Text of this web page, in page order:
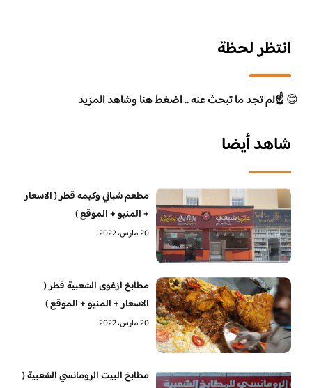
انتظر لحظة
😊☝️لم تجد ما تبحث عنه .. اضغط هنا وشاهد المزيد
شاهد أيضا
مطعم شباتي وكيمه قطر ( الاسعار
+ المنيو + الموقع )
20 مارس، 2022
مطابخ ازغوى الشعبية قطر (
الاسعار + المنيو + الموقع )
20 مارس، 2022
مطابخ البيت الرومانسي الشعبية (